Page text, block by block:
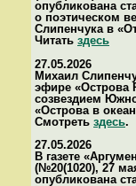
опубликована
о поэтическом
Слипенчука в
Читать здесь
27.05.2026
Михаил
эфире «Острова
созвездием
«Острова в
Смотреть здесь.
27.05.2026
В газете
(№20(1020), 27
опубликована